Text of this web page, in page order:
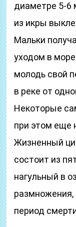
диаметре 5-6
из икры
Мальки
уходом в
молодь свой
в реке от
Некоторые
при этом еще
Жизненный
состоит из
нагульный в
размножения,
период